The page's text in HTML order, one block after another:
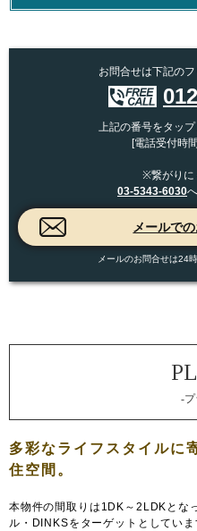
お問合せは下記の
上記の番号をタッ
[電話受付時
※繋がりに
03-5343-6030
メールのお問合せは24
-
本物件の間取りは1DK～2LDKとな
ル・DINKSをターゲットとしていま